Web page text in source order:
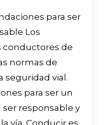
para ser
Los
conductores de
normas de
seguridad vial.
para ser un
responsable y
vía. Conducir es